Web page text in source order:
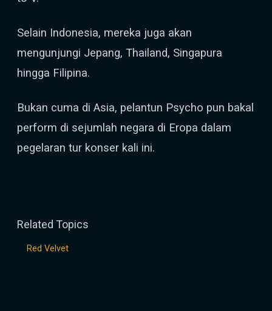
Selain Indonesia, mereka juga akan
mengunjungi Jepang, Thailand, Singapura
hingga Filipina.
Bukan cuma di Asia, pelantun Psycho pun bakal
perform di sejumlah negara di Eropa dalam
pegelaran tur konser kali ini.
Related Topics
Red Velvet